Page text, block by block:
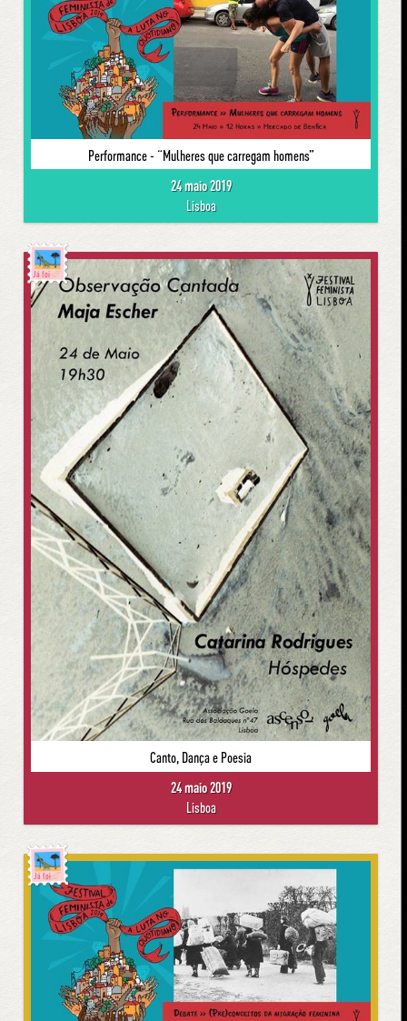
Performance - “Mulheres que carregam homens”
24 maio 2019
Lisboa
Já foi
Canto, Dança e Poesia
24 maio 2019
Lisboa
Já foi